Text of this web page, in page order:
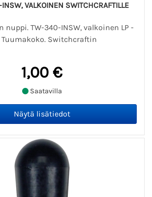
VALKOINEN SWITCHCRAFTILLE
nuppi. TW-340-INSW, valkoinen LP -
Switchcraftin
1,00 €
Saatavilla